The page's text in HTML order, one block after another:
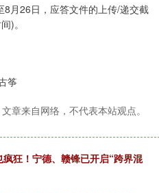
26日，应答文件的上传/递交截
)。
筝
章来自网络，不代表本站观点。
狂！宁德、赣锋已开启“跨界混